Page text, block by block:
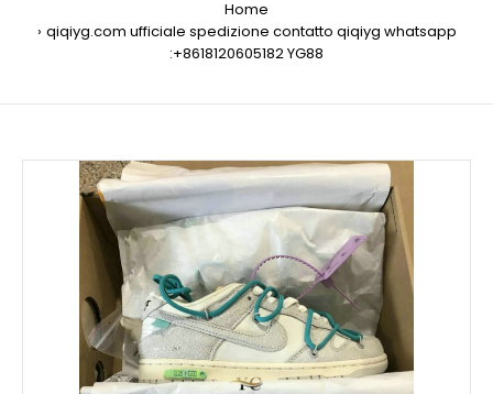
Home
qiqiyg.com ufficiale spedizione contatto qiqiyg whatsapp
:+8618120605182 YG88